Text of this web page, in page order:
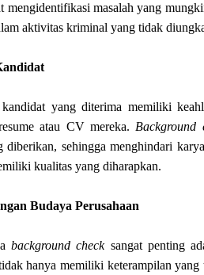
mengidentifikasi masalah yang
aktivitas kriminal yang tidak
yang diterima memiliki
atau CV mereka. Background
sehingga menghindari
kualitas yang diharapkan.
Budaya Perusahaan
background checksangat penting
hanya memiliki keterampilan yang